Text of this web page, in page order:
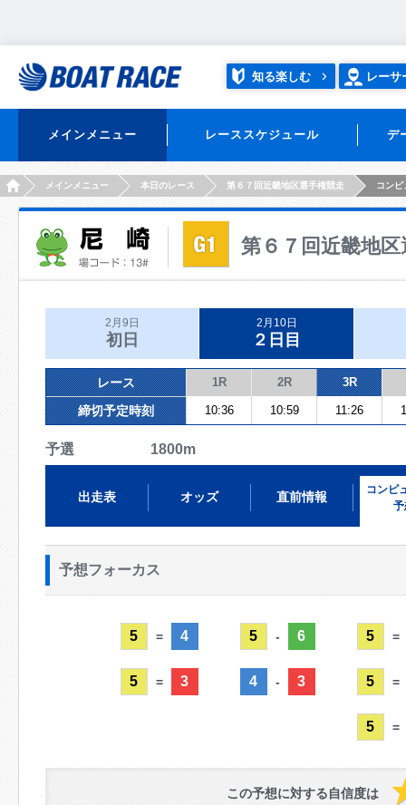
知る楽しむ レーサ
メインメニュー レーススケジュール デ
HOMEメインメニュー 本日のレース 第６７回近畿地区選手権競走 コンピ
第６７回近畿地
2月9日
初日
2月10日
２日目
レース 1R 2R 3R
締切予定時刻 10:36 10:59 11:26
予選 1800m
出走表 オッズ 直前情報
コンピ
予
予想フォーカス
5 = 4
5 = 3
5 - 6
4 - 3
5 =
5 =
5 =
この予想に対する自信度は